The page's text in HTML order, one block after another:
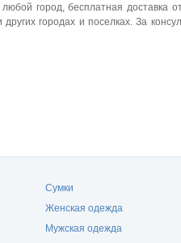
город, бесплатная
других городах и поселках. За
Сумки
Женская одежда
Мужская одежда